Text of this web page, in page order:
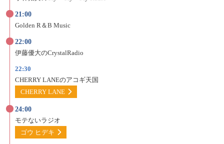
21:00
Golden R＆B Music
22:00
伊藤優大のCrystalRadio
22:30
CHERRY LANEのアコギ天国
CHERRY LANE
24:00
モテないラジオ
ゴウ ヒデキ